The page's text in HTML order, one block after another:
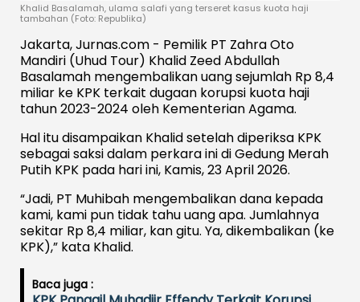
Khalid Basalamah, ulama salafi yang terseret kasus kuota haji
tambahan (Foto: Republika)
Jakarta, Jurnas.com - Pemilik PT Zahra Oto
Mandiri (Uhud Tour) Khalid Zeed Abdullah
Basalamah mengembalikan uang sejumlah Rp 8,4
miliar ke KPK terkait dugaan korupsi kuota haji
tahun 2023-2024 oleh Kementerian Agama.
Hal itu disampaikan Khalid setelah diperiksa KPK
sebagai saksi dalam perkara ini di Gedung Merah
Putih KPK pada hari ini, Kamis, 23 April 2026.
“Jadi, PT Muhibah mengembalikan dana kepada
kami, kami pun tidak tahu uang apa. Jumlahnya
sekitar Rp 8,4 miliar, kan gitu. Ya, dikembalikan (ke
KPK),” kata Khalid.
Baca juga :